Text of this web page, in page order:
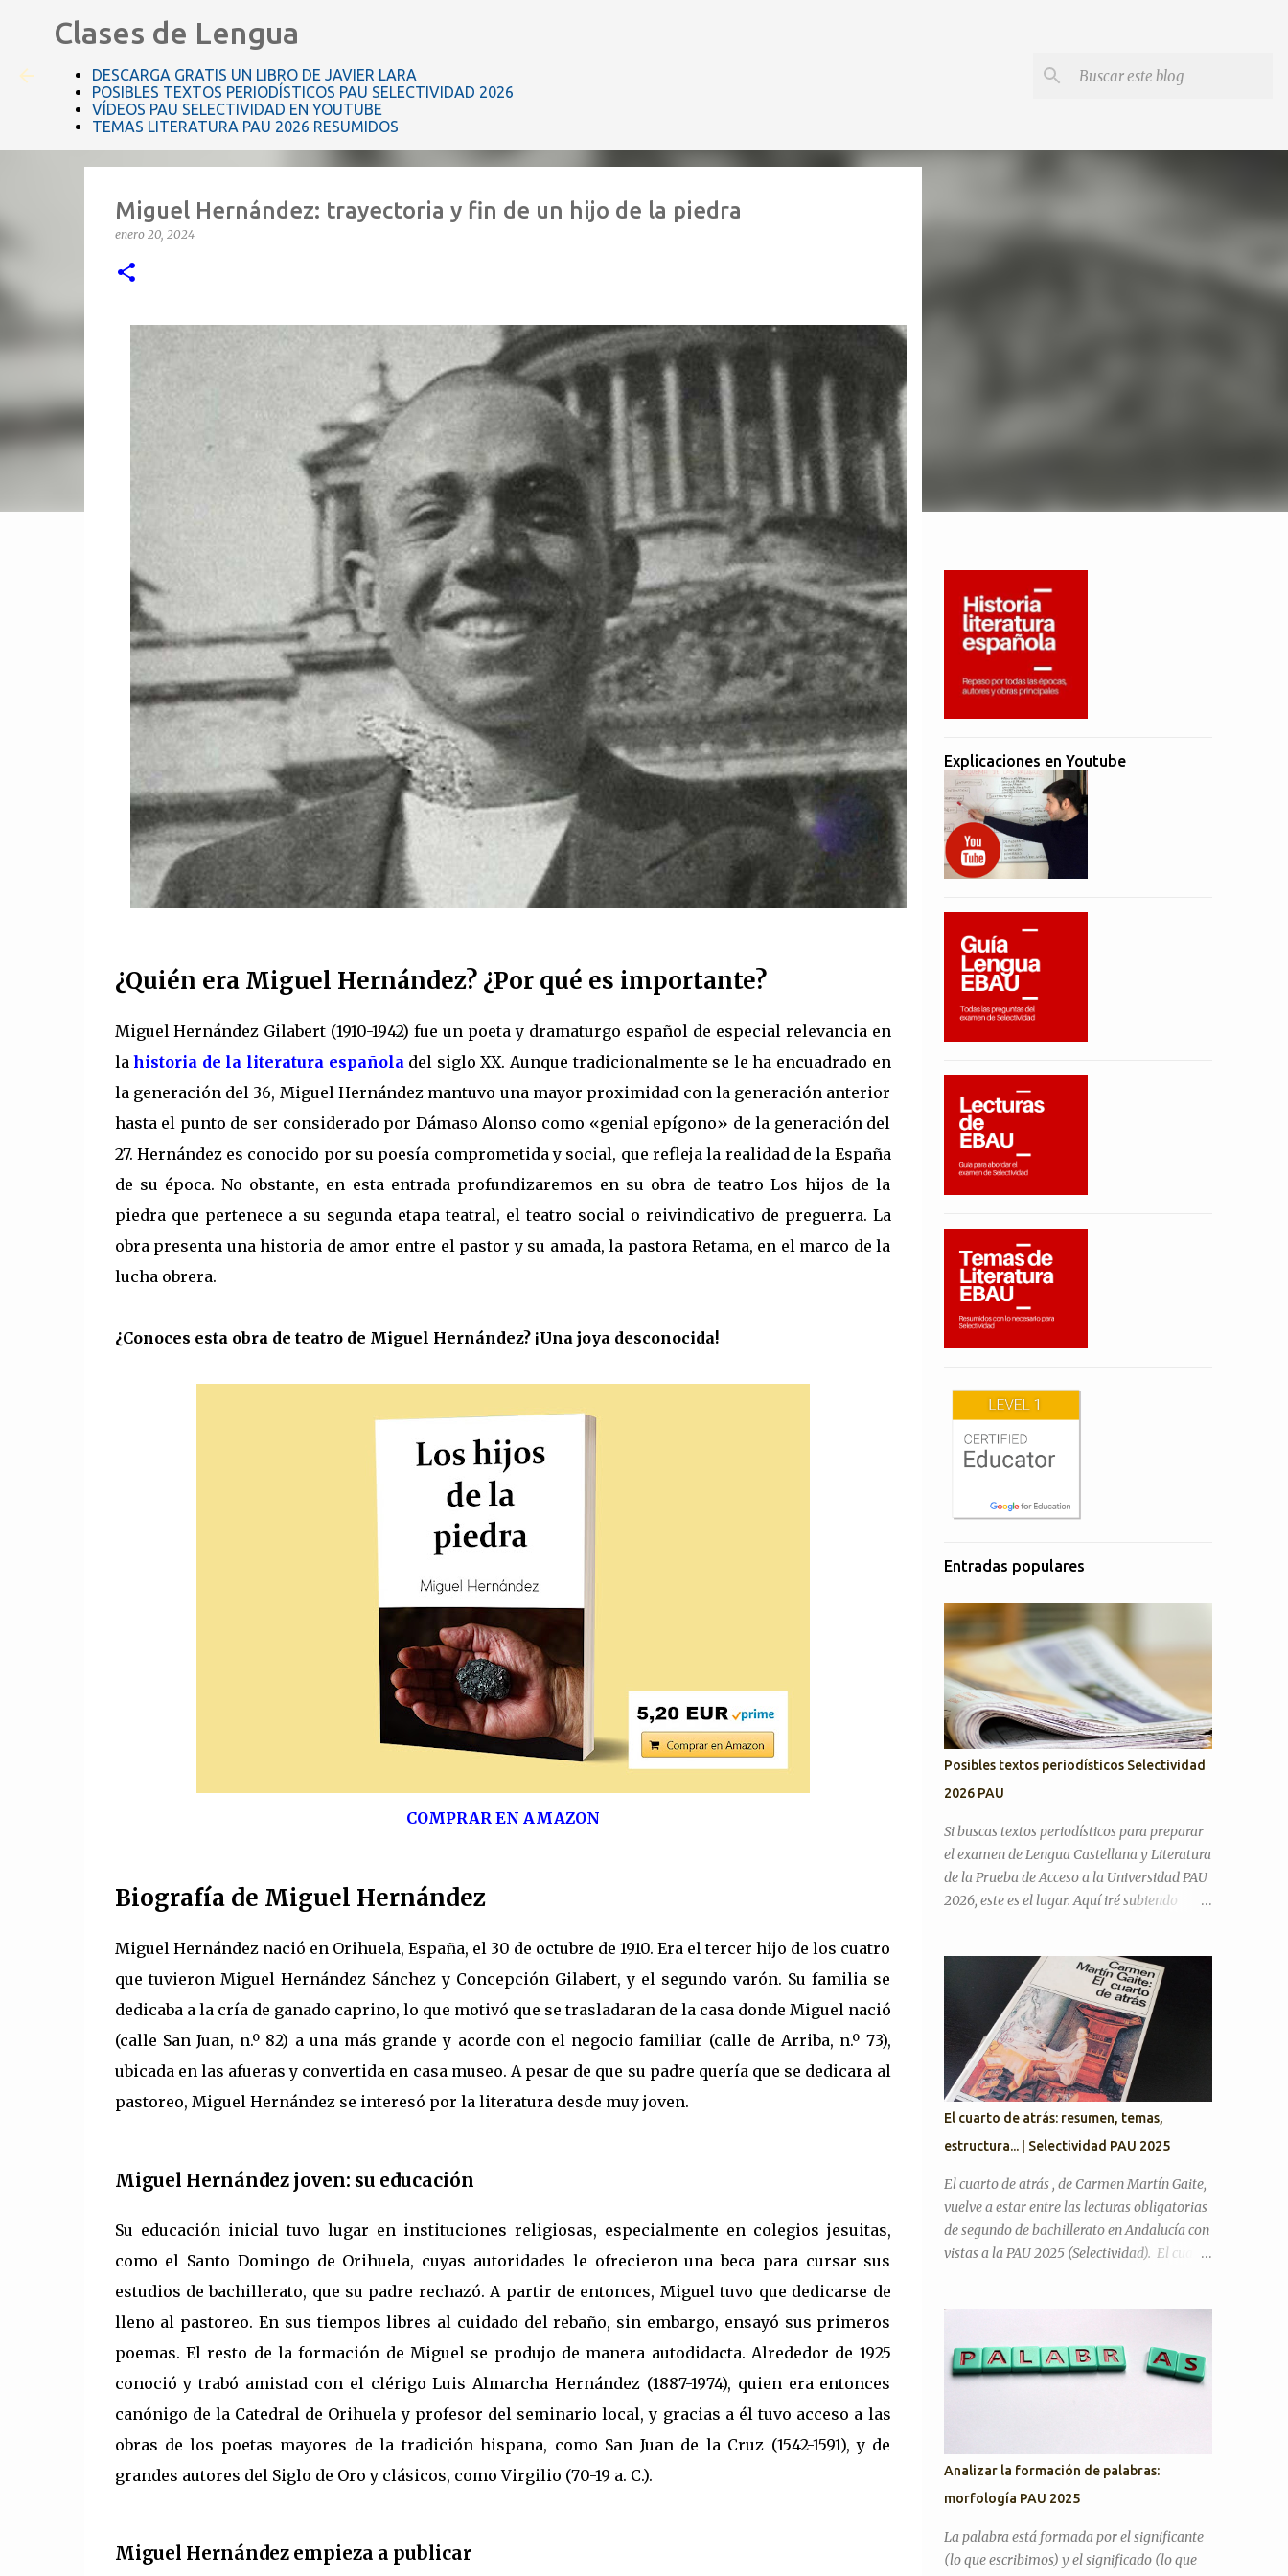
Clases de Lengua
DESCARGA GRATIS UN LIBRO DE JAVIER LARA
POSIBLES TEXTOS PERIODÍSTICOS PAU SELECTIVIDAD 2026
VÍDEOS PAU SELECTIVIDAD EN YOUTUBE
TEMAS LITERATURA PAU 2026 RESUMIDOS
Miguel Hernández: trayectoria y fin de un hijo de la piedra
enero 20, 2024
¿Quién era Miguel Hernández? ¿Por qué es importante?
Miguel Hernández Gilabert (1910-1942) fue un poeta y dramaturgo español de especial relevancia en
lahistoria de la literatura españoladel siglo XX. Aunque tradicionalmente se le ha encuadrado en
la generación del 36, Miguel Hernández mantuvo una mayor proximidad con la generación anterior
hasta el punto de ser considerado por Dámaso Alonso como «genial epígono» de la generación del
27. Hernández es conocido por su poesía comprometida y social, que refleja la realidad de la España
de su época. No obstante, en esta entrada profundizaremos en su obra de teatro Los hijos de la
piedra que pertenece a su segunda etapa teatral, el teatro social o reivindicativo de preguerra. La
obra presenta una historia de amor entre el pastor y su amada, la pastora Retama, en el marco de la
lucha obrera.
¿Conoces esta obra de teatro de Miguel Hernández? ¡Una joya desconocida!
COMPRAR EN AMAZON
Biografía de Miguel Hernández
Miguel Hernández nació en Orihuela, España, el 30 de octubre de 1910. Era el tercer hijo de los cuatro
que tuvieron Miguel Hernández Sánchez y Concepción Gilabert, y el segundo varón. Su familia se
dedicaba a la cría de ganado caprino, lo que motivó que se trasladaran de la casa donde Miguel nació
(calle San Juan, n.º 82) a una más grande y acorde con el negocio familiar (calle de Arriba, n.º 73),
ubicada en las afueras y convertida en casa museo. A pesar de que su padre quería que se dedicara al
pastoreo, Miguel Hernández se interesó por la literatura desde muy joven.
Miguel Hernández joven: su educación
Su educación inicial tuvo lugar en instituciones religiosas, especialmente en colegios jesuitas,
como el Santo Domingo de Orihuela, cuyas autoridades le ofrecieron una beca para cursar sus
estudios de bachillerato, que su padre rechazó. A partir de entonces, Miguel tuvo que dedicarse de
lleno al pastoreo. En sus tiempos libres al cuidado del rebaño, sin embargo, ensayó sus primeros
poemas. El resto de la formación de Miguel se produjo de manera autodidacta. Alrededor de 1925
conoció y trabó amistad con el clérigo Luis Almarcha Hernández (1887-1974), quien era entonces
canónigo de la Catedral de Orihuela y profesor del seminario local, y gracias a él tuvo acceso a las
obras de los poetas mayores de la tradición hispana, como San Juan de la Cruz (1542-1591), y de
grandes autores del Siglo de Oro y clásicos, como Virgilio (70-19 a. C.).
Miguel Hernández empieza a publicar
Explicaciones en Youtube
Entradas populares
Posibles textos periodísticos Selectividad
2026 PAU
Si buscas textos periodísticos para preparar
el examen de Lengua Castellana y Literatura
de la Prueba de Acceso a la Universidad PAU
2026, este es el lugar. Aquí iré subiendo
Preguntas Selectividad Texto Argumentativo
Antes de pasar con posibles textos,
recordamos preguntas de años anteriores
para desarrollar el discurso argumentativo
(pregunta 3 en PAU Andalucía). PAU 2025.
Exámenes titulares, suplentes y reservas
¿Cree que la actual situación económica y
social de España es precaria? ¿Considera que
la literatura cumple alguna función en la
actualidad? ¿Considera que la inteligencia
artificial podrá sustituir al ser humano en
las creaciones artísticas y en el desarrollo de
otras ciencias? ¿Son todas las opiniones
que tenemos más trato? Artículos para
Sastre...
El cuarto de atrás: resumen, temas,
estructura... | Selectividad PAU 2025
El cuarto de atrás , de Carmen Martín Gaite,
vuelve a estar entre las lecturas obligatorias
de segundo de bachillerato en Andalucía con
vistas a la PAU 2025 (Selectividad). El cuarto
sociedad de su tiempo, donde gran parte del
contenido es la metanovela y la propia
experiencia de su autora que hace a la vez de
era justo incluir entre las lecturas un libro
escrito por una mujer, ya que los otros tres
son de escritores. ¿En qué tema de Literatura
se encuadra? La fecha de publicación es 1978,
por lo tanto, estamos en el tema de La
Analizar la formación de palabras:
morfología PAU 2025
La palabra está formada por el significante
(lo que escribimos) y el significado (lo que